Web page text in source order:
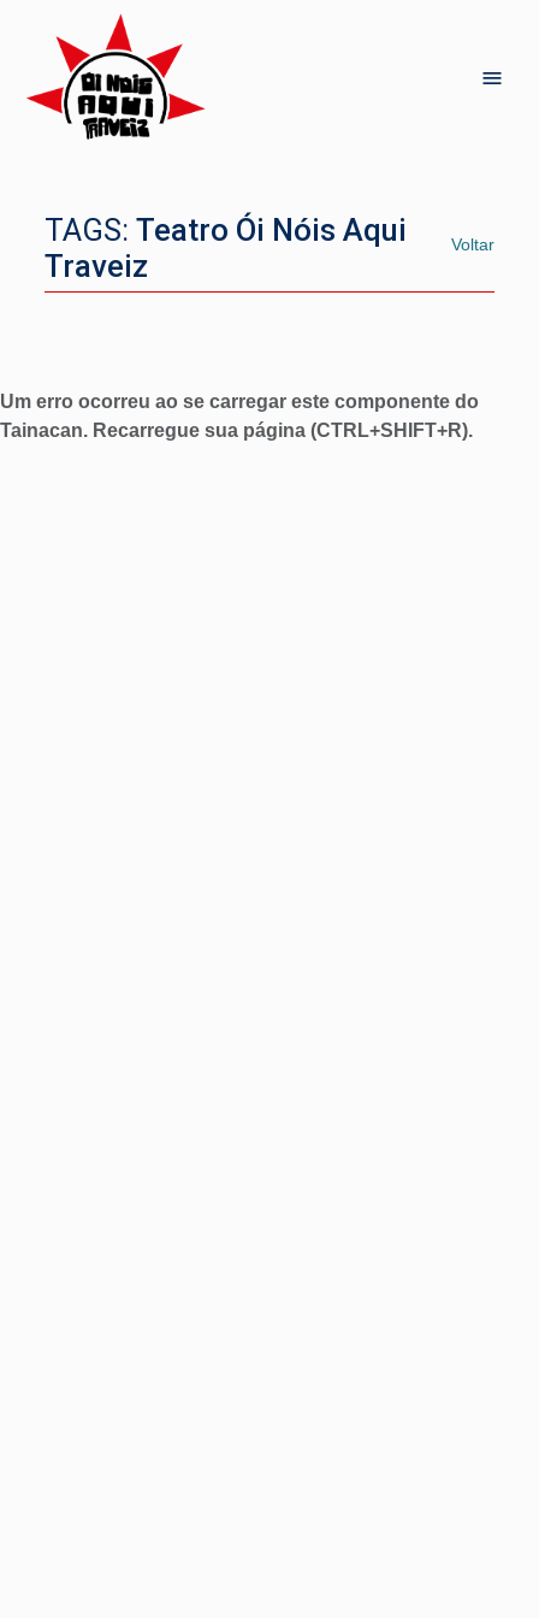
TAGS:Teatro Ói Nóis Aqui
Traveiz
Voltar
Um erro ocorreu ao se carregar este componente do
Tainacan. Recarregue sua página (CTRL+SHIFT+R).